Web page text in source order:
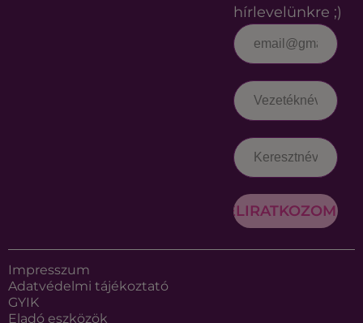
hírlevelünkre ;)
FELIRATKOZOM
Impresszum
Adatvédelmi tájékoztató
GYIK
Eladó eszközök